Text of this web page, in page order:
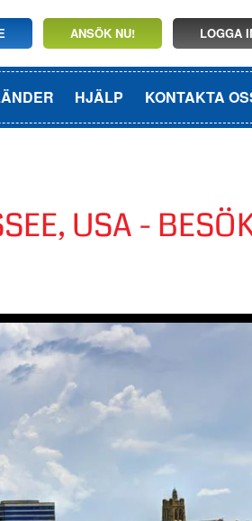
ANSÖK NU! LOGGA
HJÄLP KONTAKTA
USA -